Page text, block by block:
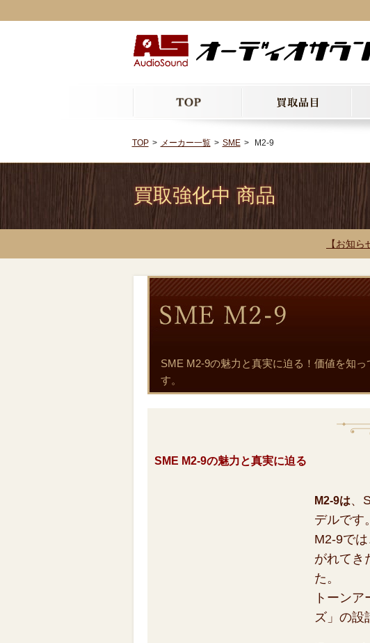
TOP メーカー一覧 SME M2-9
買取強化中 商品
【お知
SME M2-9の魅力と真実に迫る！価値を知
す。
SME M2-9の魅力と真実に迫る
M2-9は、
デルです。
M2-9で
がれてき
た。
トーン
ズ」の設